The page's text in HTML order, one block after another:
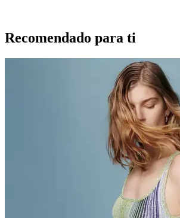
Recomendado para ti